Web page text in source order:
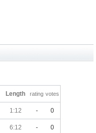
Length rating votes
1:12 - 0
6:12 - 0